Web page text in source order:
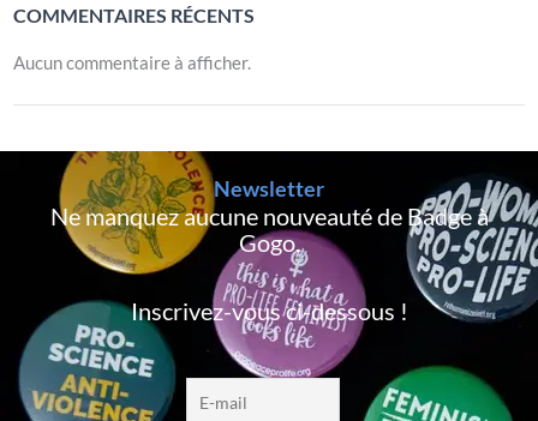
COMMENTAIRES RÉCENTS
Aucun commentaire à afficher.
Newsletter
Ne manquez aucune nouveauté de Badge à
Gogo,
Inscrivez-vous ci-dessous !